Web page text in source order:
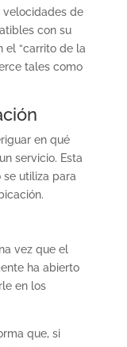
velocidades de
con su
el “carrito de la
tales como
en qué
servicio. Esta
utiliza para
vez que el
ha abierto
en los
que, si